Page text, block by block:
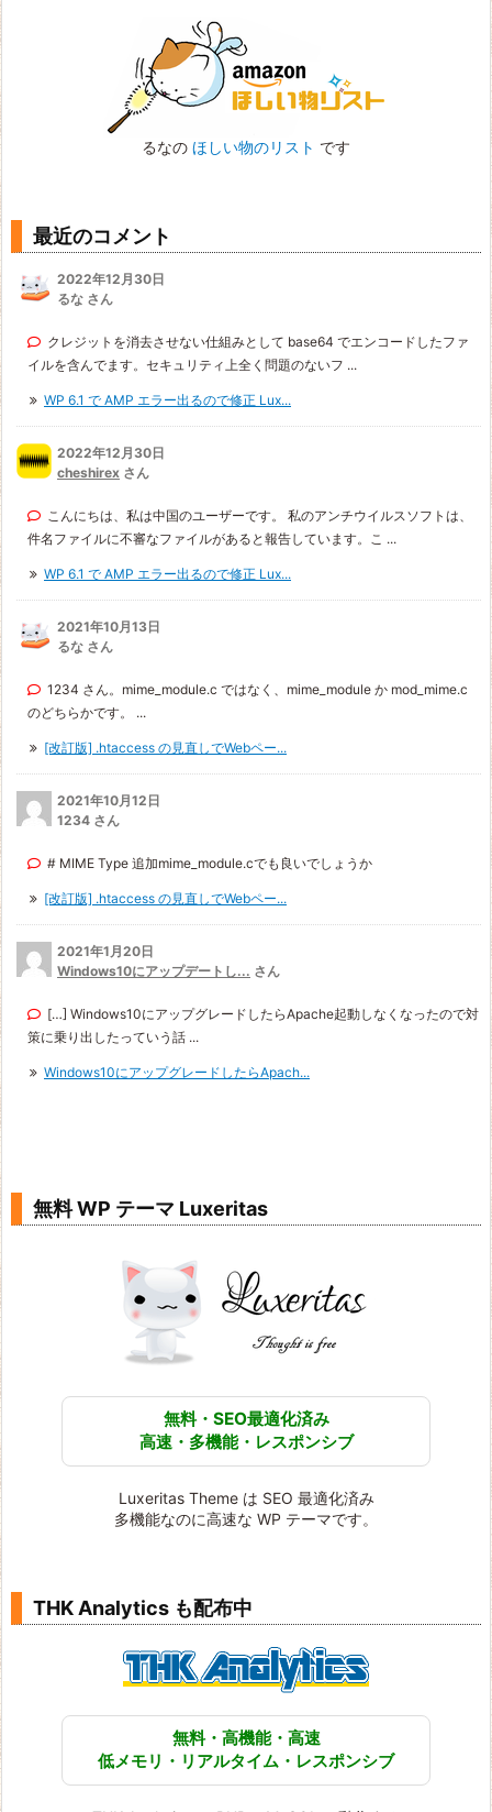
るなの ほしい物のリスト です
最近のコメント
2022年12月30日
るな さん
クレジットを消去させない仕組みとして base64 でエンコードしたファ
イルを含んでます。セキュリティ上全く問題のないフ ...
WP 6.1 で AMP エラー出るので修正 Lux...
2022年12月30日
cheshirex さん
こんにちは、私は中国のユーザーです。 私のアンチウイルスソフトは、
件名ファイルに不審なファイルがあると報告しています。こ ...
WP 6.1 で AMP エラー出るので修正 Lux...
2021年10月13日
るな さん
1234 さん。mime_module.c ではなく、mime_module か mod_mime.c
のどちらかです。 ...
[改訂版] .htaccess の見直しでWebペー...
2021年10月12日
1234 さん
# MIME Type 追加mime_module.cでも良いでしょうか
[改訂版] .htaccess の見直しでWebペー...
2021年1月20日
Windows10にアップデートし... さん
[…] Windows10にアップグレードしたらApache起動しなくなったので対
策に乗り出したっていう話 ...
Windows10にアップグレードしたらApach...
無料 WP テーマ Luxeritas
無料・SEO最適化済み
高速・多機能・レスポンシブ
Luxeritas Theme は SEO 最適化済み
多機能なのに高速な WP テーマです。
THK Analytics も配布中
無料・高機能・高速
低メモリ・リアルタイム・レスポンシブ